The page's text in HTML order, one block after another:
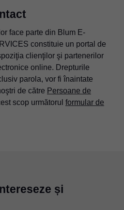
face parte din Blum E-
constituie un portal de
clienţilor şi partenerilor
online. Drepturile
parola, vor fi înaintate
de către Persoane de
scop următorul formular de
și